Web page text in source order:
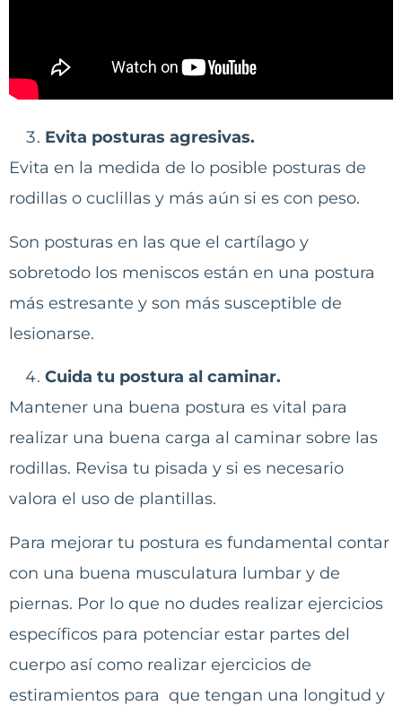
Evita posturas agresivas.
Evita en la medida de lo posible posturas de
rodillas o cuclillas y más aún si es con peso.
Son posturas en las que el cartílago y
sobretodo los meniscos están en una postura
más estresante y son más susceptible de
lesionarse.
Cuida tu postura al caminar.
Mantener una buena postura es vital para
realizar una buena carga al caminar sobre las
rodillas. Revisa tu pisada y si es necesario
valora el uso de plantillas.
Para mejorar tu postura es fundamental contar
con una buena musculatura lumbar y de
piernas. Por lo que no dudes realizar ejercicios
específicos para potenciar estar partes del
cuerpo así como realizar ejercicios de
estiramientos para que tengan una longitud y